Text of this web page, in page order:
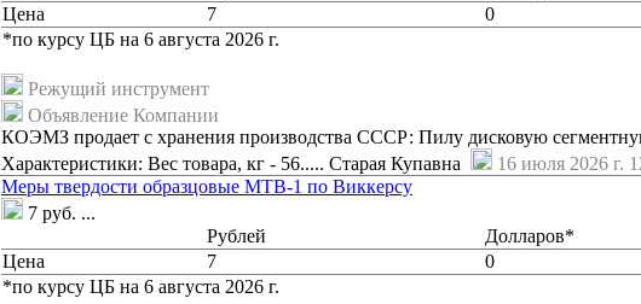
Цена
7
0
*по курсу ЦБ на 6 августа 2026 г.
Режущий инструмент
Объявление Компании
КОЭМЗ продает с хранения производства СССР: Пилу дисковую
Характеристики: Вес товара, кг - 56..... Старая Купавна
16 июля 2026 г.
Меры твердости образцовые МТВ-1 по Виккерсу
7 руб. ...
Рублей
Долларов*
Цена
7
0
*по курсу ЦБ на 6 августа 2026 г.